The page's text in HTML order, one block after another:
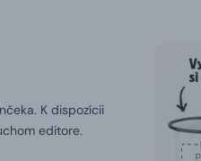
K dispozícii
editore.